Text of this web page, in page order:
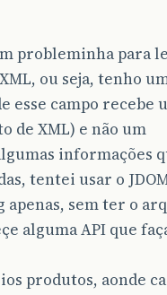
probleminha para
ou seja, tenho
esse campo recebe
de XML) e não um
informações
tentei usar o
apenas, sem ter o
alguma API que
produtos, aonde